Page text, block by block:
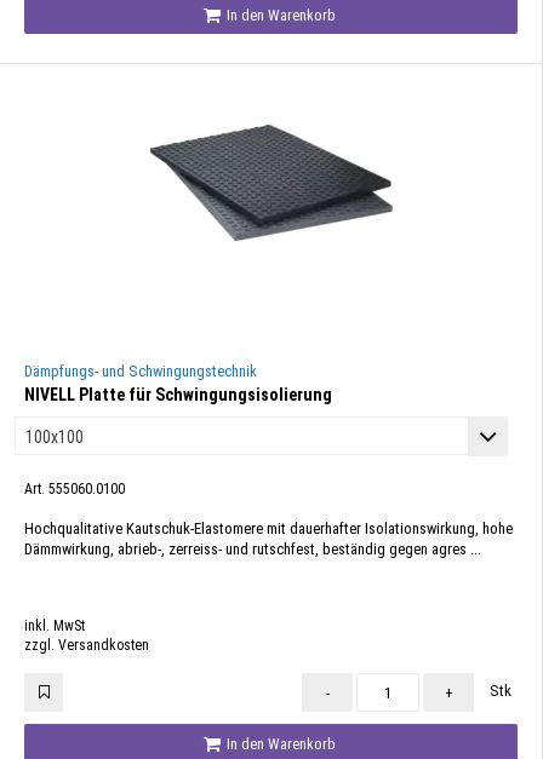
In den Warenkorb
Dämpfungs- und Schwingungstechnik
NIVELL Platte für Schwingungsisolierung
Art. 555060.0100
Hochqualitative Kautschuk-Elastomere mit dauerhafter Isolationswirkung, hohe
Dämmwirkung, abrieb-, zerreiss- und rutschfest, beständig gegen agres ...
inkl. MwSt
zzgl. Versandkosten
- + Stk
In den Warenkorb